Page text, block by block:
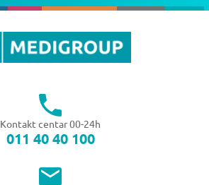
Kontakt centar 00-24h
011 40 40 100